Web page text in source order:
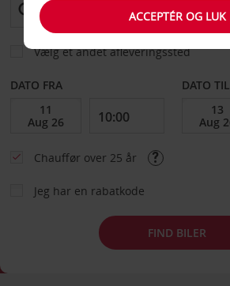
Vælg et andet afleveringssted
DATO FRA DATO TIL
Chauffør over 25 år
Jeg har en rabatkode
FIND BILER
ACCEPTÉR OG LUK